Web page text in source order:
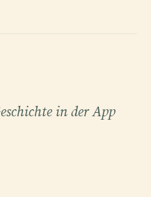
in der App